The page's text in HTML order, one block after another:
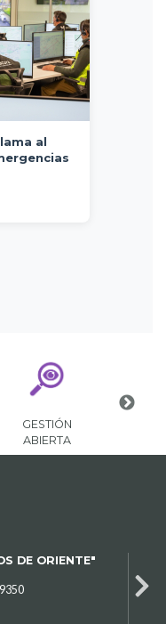
al
CONSULTOR DE
VITABOTICA
DE ORIENTE"